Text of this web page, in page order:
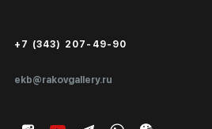
ekb@rakovgallery.ru
+7 (343) 207-49-90
Экспертиза/Вывоз за границу
Подарочные сертификаты